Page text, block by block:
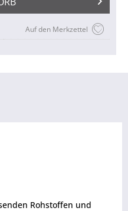
Auf den Merkzettel
Rohstoffen und